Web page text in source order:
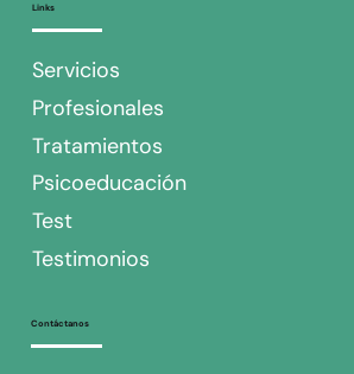
Links
Servicios
Profesionales
Tratamientos
Psicoeducación
Test
Testimonios
Contáctanos